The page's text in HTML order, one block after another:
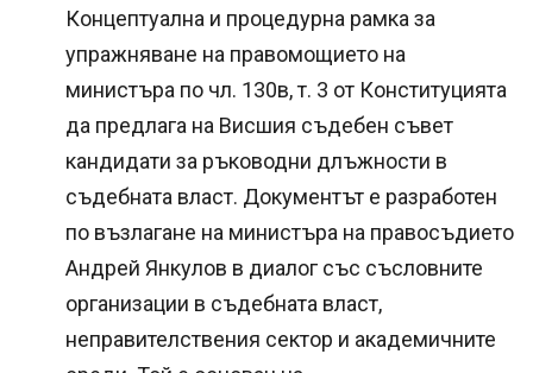
Концептуална и процедурна рамка за
упражняване на правомощието на
министъра по чл. 130в, т. 3 от Конституцията
да предлага на Висшия съдебен съвет
кандидати за ръководни длъжности в
съдебната власт. Документът е разработен
по възлагане на министъра на правосъдието
Андрей Янкулов в диалог със съсловните
организации в съдебната власт,
неправителствения сектор и академичните